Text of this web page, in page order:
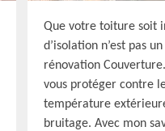
Que votre toiture soit
d’isolation n’est pas
rénovation
vous protéger contre
température
bruitage. Avec mon